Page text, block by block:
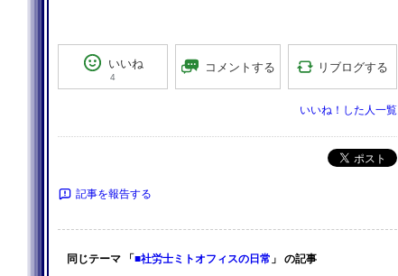
いいね
4
コメントする リブログする
いいね！した人一覧
ポスト
記事を報告する
同じテーマ 「 ■社労士ミトオフィスの日常 」 の記事